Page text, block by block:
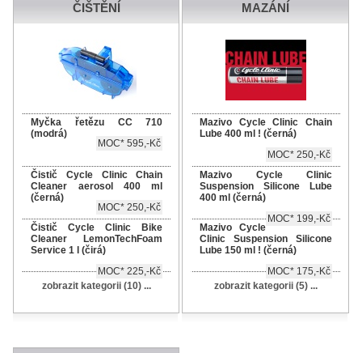
ČIŠTĚNÍ
Myčka řetězu CC 710
(modrá)
MOC* 595,-Kč
Čistič Cycle Clinic Chain
Cleaner aerosol 400 ml
(černá)
MOC* 250,-Kč
Čistič Cycle Clinic Bike
Cleaner LemonTechFoam
Service 1 l (čirá)
MOC* 225,-Kč
zobrazit kategorii (10) ...
MAZÁNÍ
Mazivo Cycle Clinic Chain
Lube 400 ml ! (černá)
MOC* 250,-Kč
Mazivo Cycle Clinic
Suspension Silicone Lube
400 ml (černá)
MOC* 199,-Kč
Mazivo Cycle
Clinic Suspension Silicone
Lube 150 ml ! (černá)
MOC* 175,-Kč
zobrazit kategorii (5) ...